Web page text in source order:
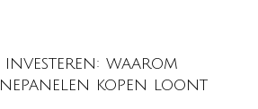
investeren: waarom
kopen loont